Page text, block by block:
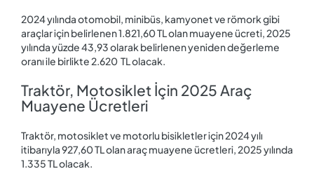
2024 yılında otomobil, minibüs, kamyonet ve römork gibi
araçlar için belirlenen 1.821,60 TL olan muayene ücreti, 2025
yılında yüzde 43,93 olarak belirlenen yeniden değerleme
oranı ile birlikte 2.620 TL olacak.
Traktör, Motosiklet İçin 2025 Araç
Muayene Ücretleri
Traktör, motosiklet ve motorlu bisikletler için 2024 yılı
itibarıyla 927,60 TL olan araç muayene ücretleri, 2025 yılında
1.335 TL olacak.